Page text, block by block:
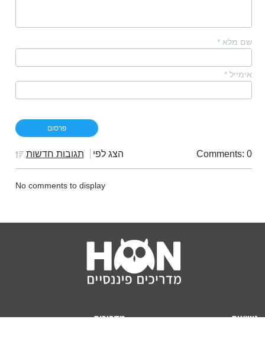
שם מלא *
אימייל *
Comments: 0 הצג לפי תגובות חדשות
No comments to display
נושאים
מדריכים